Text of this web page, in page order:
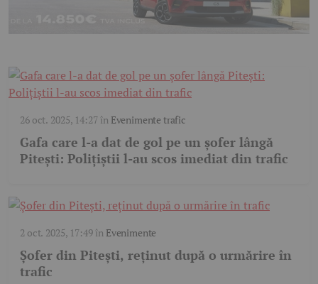
26 oct. 2025, 14:27în Evenimente trafic
Gafa care l-a dat de gol pe un șofer lângă
Pitești: Polițiștii l-au scos imediat din trafic
2 oct. 2025, 17:49în Evenimente
Șofer din Pitești, reținut după o urmărire în
trafic